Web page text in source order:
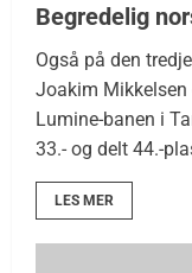
Begredelig
Også på den
Joakim Mikkelsen
Lumine-banen i
33.- og delt 44.-
LES MER